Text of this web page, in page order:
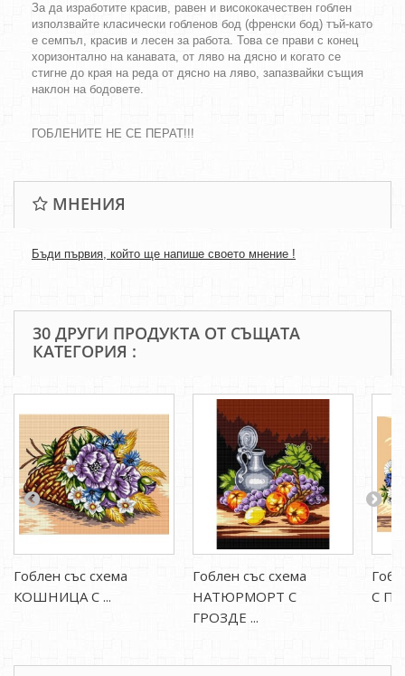
За да изработите красив, равен и висококачествен гоблен
използвайте класически гобленов бод (френски бод) тъй-като
е семпъл, красив и лесен за работа. Това се прави с конец
хоризонтално на канавата, от ляво на дясно и когато се
стигне до края на реда от дясно на ляво, запазвайки същия
наклон на бодовете.
ГОБЛЕНИТЕ НЕ СЕ ПЕРАТ!!!
МНЕНИЯ
Бъди първия, който ще напише своето мнение !
30 ДРУГИ ПРОДУКТА ОТ СЪЩАТА
КАТЕГОРИЯ :
Гоблен със схема
КОШНИЦА С ...
Гоблен със схема
НАТЮРМОРТ С
ГРОЗДЕ ...
С